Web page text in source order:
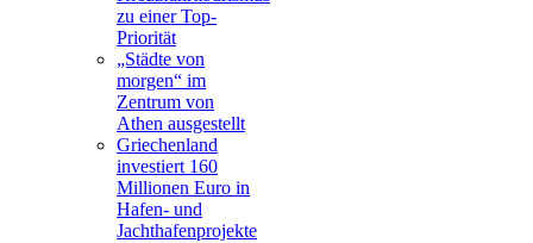
zu einer Top-
Priorität
„Städte von
morgen“ im
Zentrum von
Athen ausgestellt
Griechenland
investiert 160
Millionen Euro in
Hafen- und
Jachthafenprojekte